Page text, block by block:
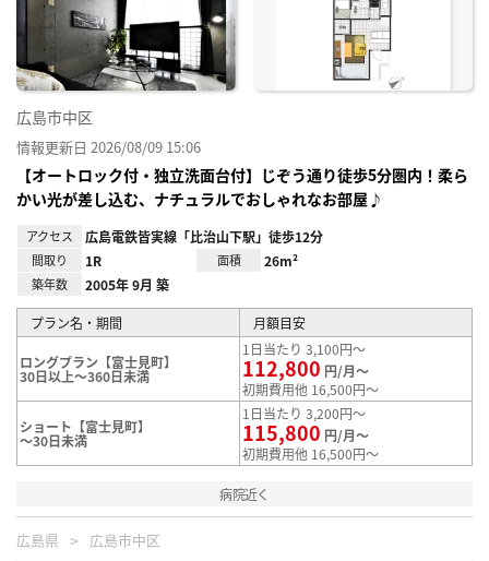
広島市中区
情報更新日 2026/08/09 15:06
【オートロック付・独立洗面台付】じぞう通り徒歩5分圏内！柔ら
かい光が差し込む、ナチュラルでおしゃれなお部屋♪
アクセス 広島電鉄皆実線「比治山下駅」徒歩12分
間取り 1R 面積 26m²
築年数 2005年 9月 築
プラン名・期間 月額目安
ロングプラン【富士見町】
30日以上～360日未満
1日当たり 3,100円～
112,800 円/月～
初期費用他 16,500円～
ショート【富士見町】
～30日未満
1日当たり 3,200円～
115,800 円/月～
初期費用他 16,500円～
病院近く
広島県 広島市中区